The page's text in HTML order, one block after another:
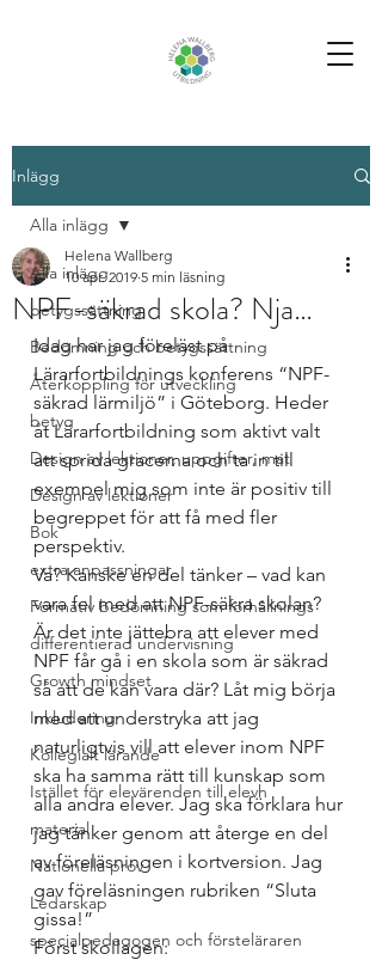
Inlägg
Alla inlägg
betygssättning
Bedömning och betygssättning
Återkoppling för utveckling
betyg
Design av lektioner, uppgifter, mat
Design av lektioner
Bok
extra anpassningar
Formativ bedömning som förhållnings
differentierad undervisning
Growth mindset
Inkludering
Kollegialt lärande
Istället för elevärenden till elevh
material
Nationella prov
Ledarskap
specialpedagogen och försteläraren
Alla inlägg
NPF-säkrad skola? Nja…
Helena Wallberg
10 apr. 2019 5 min läsning
Idag har jag föreläst på
Lärarfortbildnings konferens “NPF-
säkrad lärmiljö” i Göteborg. Heder
åt Lärarfortbildning som aktivt valt
att sprida gracerna och ta in till
exempel mig som inte är positiv till
begreppet för att få med fler
perspektiv.
Va? Kanske en del tänker – vad kan
vara fel med att NPF-säkra skolan?
Är det inte jättebra att elever med
NPF får gå i en skola som är säkrad
så att de kan vara där? Låt mig börja
med att understryka att jag
naturligtvis vill att elever inom NPF
ska ha samma rätt till kunskap som
alla andra elever. Jag ska förklara hur
jag tänker genom att återge en del
av föreläsningen i kortversion. Jag
gav föreläsningen rubriken “Sluta
gissa!”
Först skollagen: